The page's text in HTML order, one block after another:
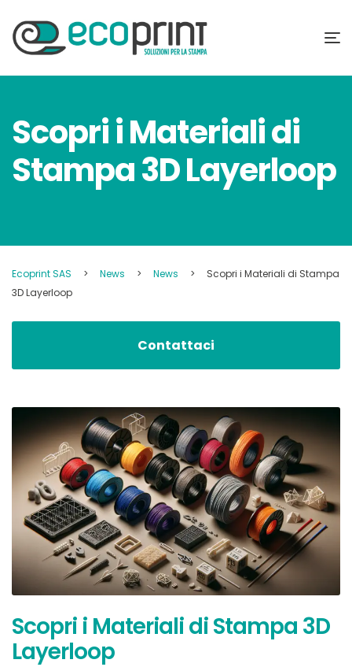
Scopri i Materiali di
Stampa 3D Layerloop
Ecoprint SAS > News > News >
Scopri i Materiali di Stampa
3D Layerloop
Contattaci
Scopri i Materiali di Stampa 3D
Layerloop